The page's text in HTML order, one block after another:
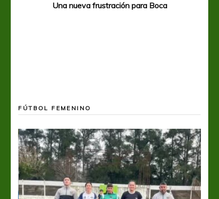
Una nueva frustración para Boca
FÚTBOL FEMENINO